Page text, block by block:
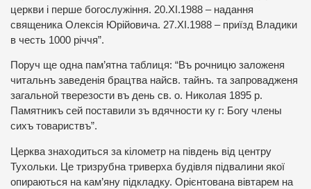
церкви і перше богослужіння. 20.ХІ.1988 – надання
священика Олексія Юрійовича. 27.ХІ.1988 – приїзд Владики
в честь 1000 річчя”.
Поруч ще одна пам’ятна таблиця: “Въ рочницю заложеня
читальнъ заведенія брацтва найсв. тайнъ. та запровадженя
загальной тверезости въ день св. о. Николая 1895 р.
Памятникъ сей поставили зъ вдячности ку г: Богу члены
сихъ товариствъ”.
Церква знаходиться за кілометр на південь від центру
Тухольки. Це тризрубна триверха будівля підвалини якої
опираються на кам’яну підкладку. Орієнтована вівтарем на